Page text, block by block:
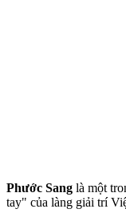
Phước Sang là một
tay" của làng giải trí